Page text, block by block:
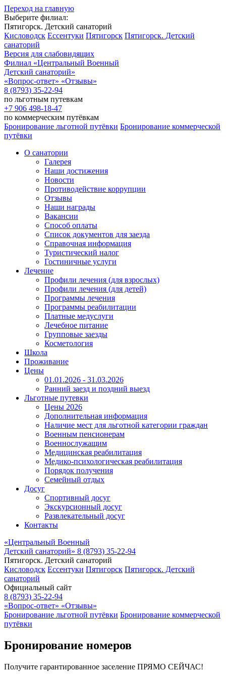
Переход на главную
Выберите филиал:
Пятигорск. Детский санаторий
Кисловодск Ессентуки Пятигорск Пятигорск. Детский
санаторий
Версия для слабовидящих
Филиал «Центральный Военный
Детский санаторий»
«Вопрос-ответ» «Отзывы»
8 (8793) 35-22-94
по льготным путевкам
+7 906 498-18-47
по коммерческим путёвкам
Бронирование льготной путёвки Бронирование коммерческой
путёвки
О санатории
Галерея
Наши достижения
Новости
Противодействие коррупции
Отзывы
Наши награды
Вакансии
Способ оплаты
Список документов для заезда
Справочная информация
Туристический налог
Гостиничные услуги
Лечение
Профили лечения (для взрослых)
Профили лечения (для детей)
Программы лечения
Программы реабилитации
Платные медуслуги
Лечебное питание
Групповые заезды
Косметология
Школа
Проживание
Цены
01.01.2026 - 31.03.2026
Ранний заезд и поздний выезд
Льготные путевки
Цены 2026
Дополнительная информация
Наличие мест для льготной категории граждан
Военным пенсионерам
Военнослужащим
Медицинская реабилитация
Медико-психологическая реабилитация
Порядок получения
Семейный отдых
Досуг
Спортивный досуг
Экскурсионный досуг
Развлекательный досуг
Контакты
«Центральный Военный
Детский санаторий» 8 (8793) 35-22-94
Пятигорск. Детский санаторий
Кисловодск Ессентуки Пятигорск Пятигорск. Детский
санаторий
Официальный сайт
8 (8793) 35-22-94
«Вопрос-ответ» «Отзывы»
Бронирование льготной путёвки Бронирование коммерческой
путёвки
Бронирование номеров
Получите гарантированное заселение ПРЯМО СЕЙЧАС!